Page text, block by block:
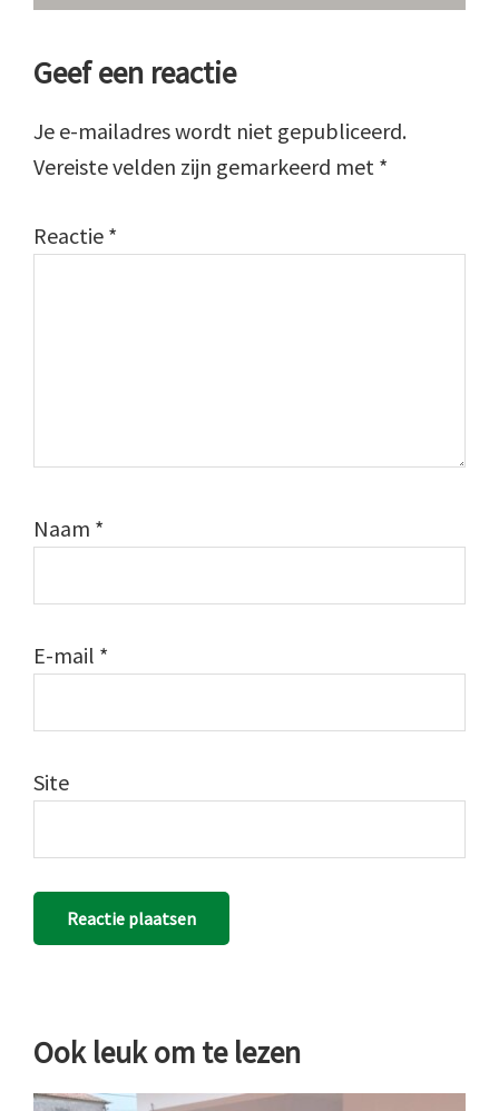
Lees
Interacties
Geef een reactie
Je e-mailadres wordt niet gepubliceerd.
Vereiste velden zijn gemarkeerd met *
Reactie *
Naam *
E-mail *
Site
Ook leuk om te lezen